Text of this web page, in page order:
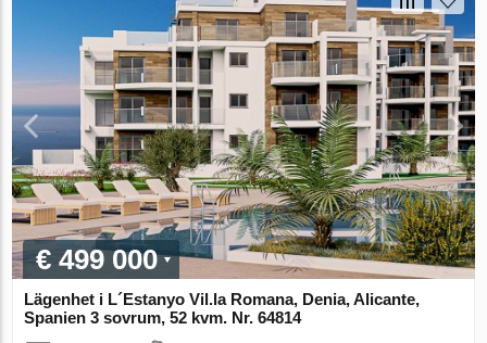
€ 499 000
Lägenhet i L´Estanyo Vil.la Romana, Denia, Alicante,
Spanien 3 sovrum, 52 kvm. Nr. 64814